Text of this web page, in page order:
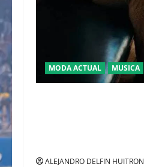
MODA ACTUAL MUSICA
ALEJANDRO DELFIN HUITRON